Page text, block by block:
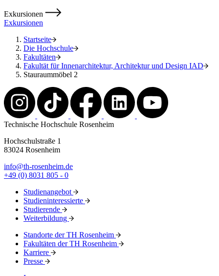
Exkursionen
Exkursionen
Startseite
Die Hochschule
Fakultäten
Fakultät für Innenarchitektur, Architektur und Design IAD
Stauraummöbel 2
Technische Hochschule Rosenheim
Hochschulstraße 1
83024 Rosenheim
info@th-rosenheim.de
+49 (0) 8031 805 - 0
Studienangebot
Studieninteressierte
Studierende
Weiterbildung
Standorte der TH Rosenheim
Fakultäten der TH Rosenheim
Karriere
Presse